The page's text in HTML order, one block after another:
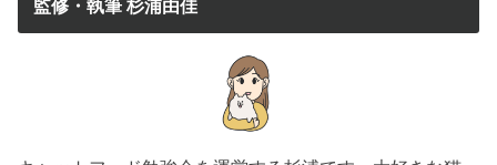
監修・執筆 杉浦由佳